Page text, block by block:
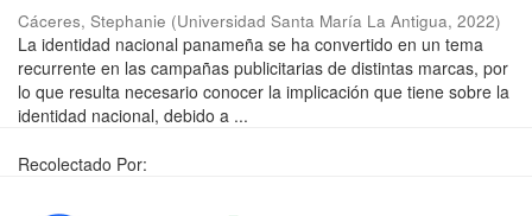
Cáceres, Stephanie (Universidad Santa María La Antigua, 2022)
La identidad nacional panameña se ha convertido en un tema
recurrente en las campañas publicitarias de distintas marcas, por
lo que resulta necesario conocer la implicación que tiene sobre la
identidad nacional, debido a ...
Recolectado Por: